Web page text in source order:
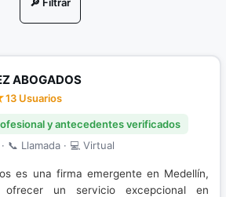
ABOGADOS
13 Usuarios
y antecedentes verificados
📞 Llamada · 💻 Virtual
es una firma emergente en Medellín,
ofrecer un servicio excepcional en